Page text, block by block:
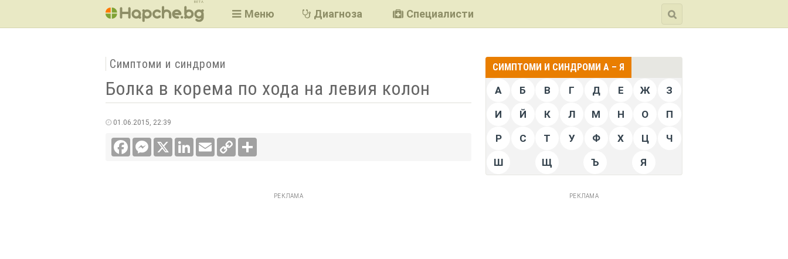
BETA
Меню Диагноза Специалисти
Симптоми и синдроми
Болка в корема по хода на левия колон
01.06.2015, 22:39
FacebookMessenger LinkedInEmail
Copy
Link
РЕКЛАМА
СИМПТОМИ И СИНДРОМИ А – Я
А Б В Г Д Е Ж З
И Й К Л М Н О П
Р С Т У Ф Х Ц Ч
Ш Щ Ъ Я
РЕКЛАМА